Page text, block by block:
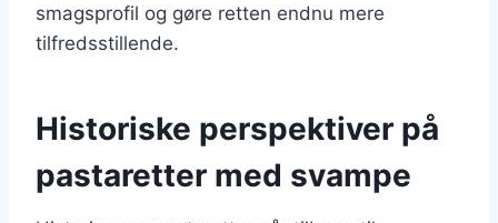
smagsprofil og gøre retten endnu mere
tilfredsstillende.
Historiske perspektiver på
pastaretter med svampe